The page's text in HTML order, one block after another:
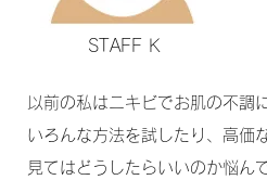
STAFF K
以前の私はニキビでお肌の不調
いろんな方法を試したり、高価
見てはどうしたらいいのか悩ん